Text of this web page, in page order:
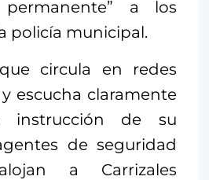
a los
policía municipal.
circula en redes
escucha claramente
instrucción de su
de seguridad
a Carrizales